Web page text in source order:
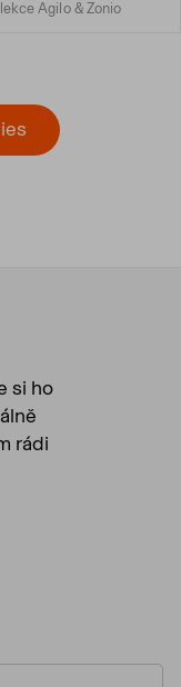
Agilo & Zonio
si ho
rádi